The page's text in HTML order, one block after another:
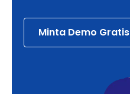
Minta Demo Gratis